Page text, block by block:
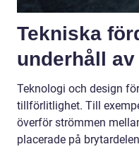
Tekniska
underhåll
Teknologi och design
tillförlitlighet. Till
överför strömmen
placerade på